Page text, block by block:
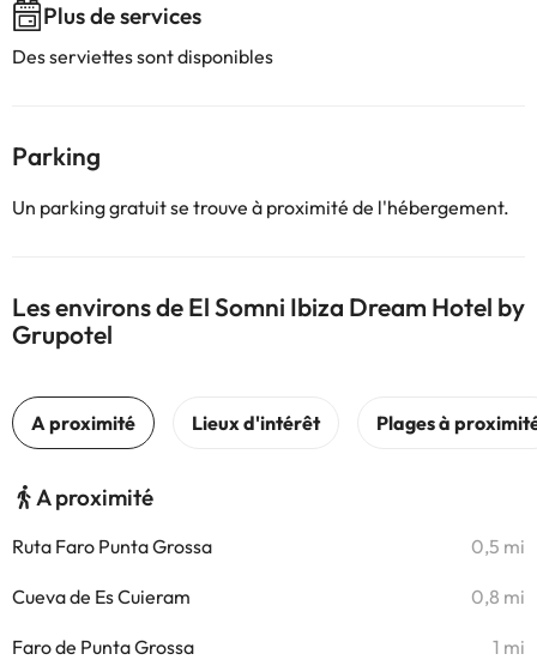
Plus de services
Des serviettes sont disponibles
Parking
Un parking gratuit se trouve à proximité de l'hébergement.
Les environs de El Somni Ibiza Dream Hotel by
Grupotel
A proximité
Ruta Faro Punta Grossa 0,5 mi
Cueva de Es Cuieram 0,8 mi
Faro de Punta Grossa 1 mi